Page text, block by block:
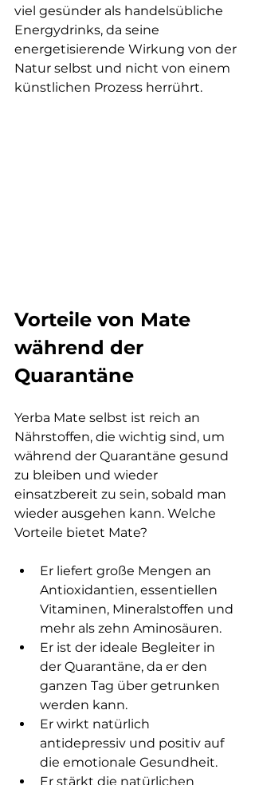
viel gesünder als handelsübliche
Energydrinks, da seine
energetisierende Wirkung von der
Natur selbst und nicht von einem
künstlichen Prozess herrührt.
Vorteile von Mate
während der
Quarantäne
Yerba Mate selbst ist reich an
Nährstoffen, die wichtig sind, um
während der Quarantäne gesund
zu bleiben und wieder
einsatzbereit zu sein, sobald man
wieder ausgehen kann. Welche
Vorteile bietet Mate?
Er liefert große Mengen an
Antioxidantien, essentiellen
Vitaminen, Mineralstoffen und
mehr als zehn Aminosäuren.
Er ist der ideale Begleiter in
der Quarantäne, da er den
ganzen Tag über getrunken
werden kann.
Er wirkt natürlich
antidepressiv und positiv auf
die emotionale Gesundheit.
Er stärkt die natürlichen